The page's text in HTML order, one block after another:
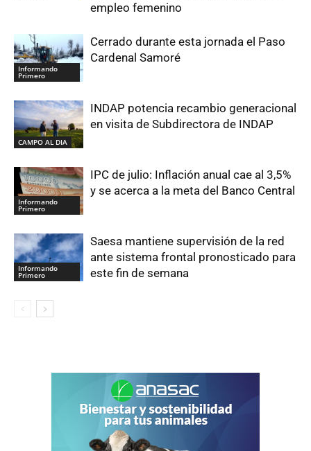
empleo femenino
Informando
Primero
Cerrado durante esta jornada el Paso
Cardenal Samoré
CAMPO AL DIA
INDAP potencia recambio generacional
en visita de Subdirectora de INDAP
Informando
Primero
IPC de julio: Inflación anual cae al 3,5%
y se acerca a la meta del Banco Central
Informando
Primero
Saesa mantiene supervisión de la red
ante sistema frontal pronosticado para
este fin de semana